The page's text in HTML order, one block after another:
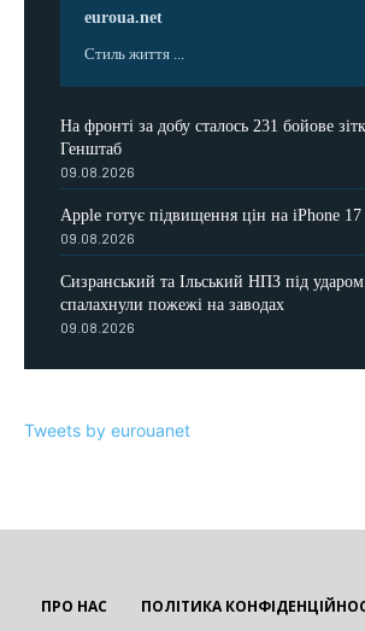
euroua.net
Стиль життя ...
На фронті за добу сталось 231 бойове
Генштаб
09.08.2026
Apple готує підвищення цін на iPhone 17
09.08.2026
Сизранський та Ільський НПЗ під
спалахнули пожежі на заводах
09.08.2026
Tweets by eurouanet
ПРО НАС ПОЛІТИКА